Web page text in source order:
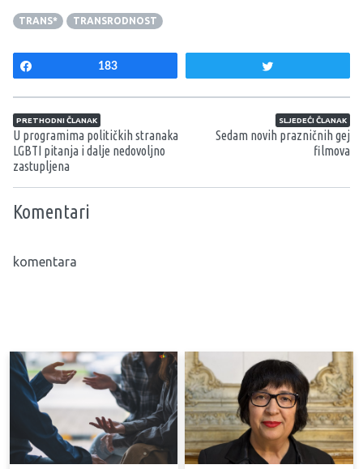
TRANS* TRANSRODNOST
183
Navigacija članaka
PRETHODNI ČLANAK
U programima političkih stranaka
LGBTI pitanja i dalje nedovoljno
zastupljena
SLJEDEĆI ČLANAK
Sedam novih prazničnih gej
filmova
Komentari
komentara